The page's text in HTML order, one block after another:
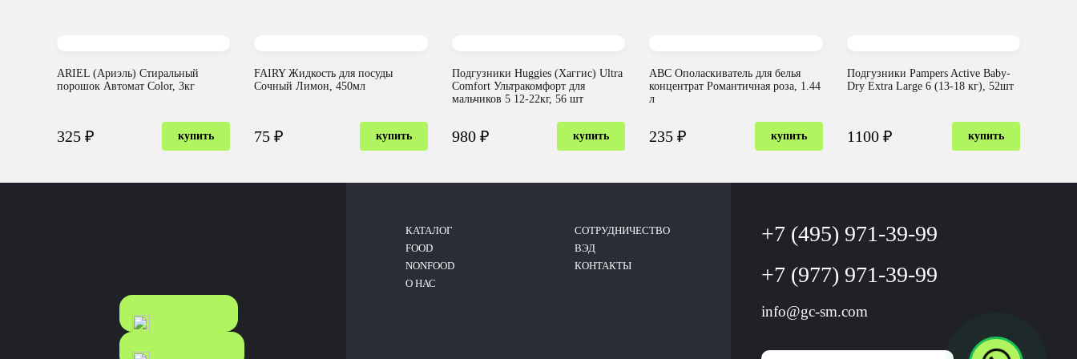
ARIEL (Ариэль) Стиральный
порошок Автомат Color, 3кг
325 ₽ купить
FAIRY Жидкость для посуды
Сочный Лимон, 450мл
75 ₽ купить
Подгузники Huggies (Хаггис) Ultra
Comfort Ультракомфорт для
мальчиков 5 12-22кг, 56 шт
980 ₽ купить
ABC Ополаскиватель для белья
концентрат Романтичная роза, 1.44
л
235 ₽ купить
Подгузники Pampers Active Baby-
Dry Extra Large 6 (13-18 кг), 52шт
1100 ₽ купить
КАТАЛОГ
CОТРУДНИЧЕСТВО
FOOD
ВЭД
NONFOOD
КОНТАКТЫ
О НАС
+7 (495) 971-39-99
+7 (977) 971-39-99
info@gc-sm.com